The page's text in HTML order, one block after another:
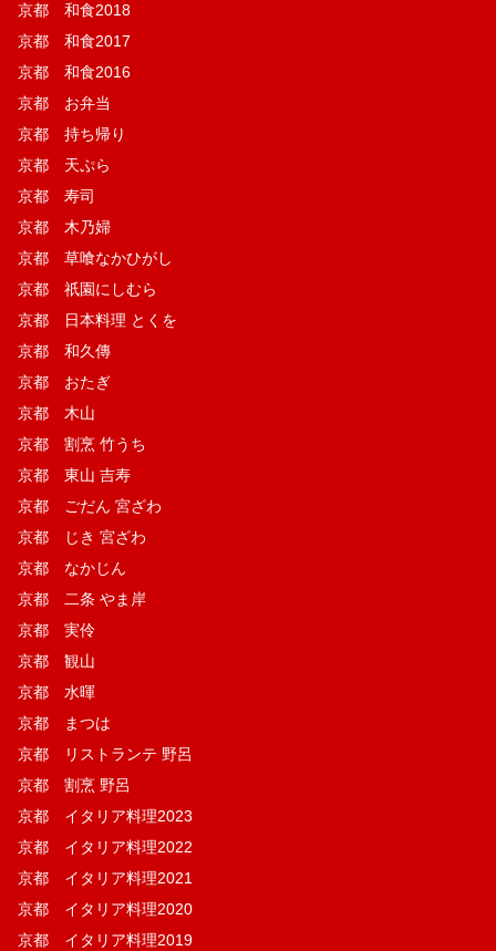
京都 和食2018
京都 和食2017
京都 和食2016
京都 お弁当
京都 持ち帰り
京都 天ぷら
京都 寿司
京都 木乃婦
京都 草喰なかひがし
京都 祇園にしむら
京都 日本料理 とくを
京都 和久傳
京都 おたぎ
京都 木山
京都 割烹 竹うち
京都 東山 吉寿
京都 ごだん 宮ざわ
京都 じき 宮ざわ
京都 なかじん
京都 二条 やま岸
京都 実伶
京都 観山
京都 水暉
京都 まつは
京都 リストランテ 野呂
京都 割烹 野呂
京都 イタリア料理2023
京都 イタリア料理2022
京都 イタリア料理2021
京都 イタリア料理2020
京都 イタリア料理2019